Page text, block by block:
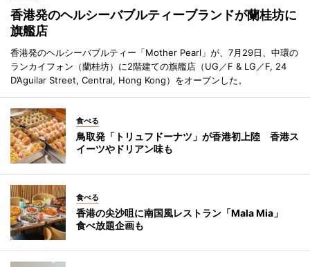
香港発のヘルシーバブルティーブランドが蘭桂坊に
旗艦店
香港発のヘルシーバブルティー「Mother Pearl」が、7月29日、中環の
ランカイフォン（蘭桂坊）に2階建ての旗艦店（UG／F & LG／F, 24
D’Aguilar Street, Central, Hong Kong）をオープンした。
食べる
鳥取発「トリュフドーナツ」が香港初上陸 香港ス
イーツやドリアン味も
食べる
香港の尖沙咀に南国風レストラン「Mala Mia」
食べ放題企画も